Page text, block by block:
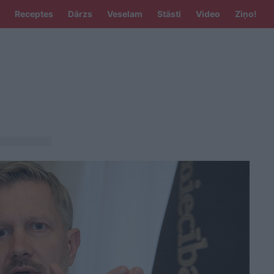
Receptes Dārzs Veselam Stāsti Video Ziņo!